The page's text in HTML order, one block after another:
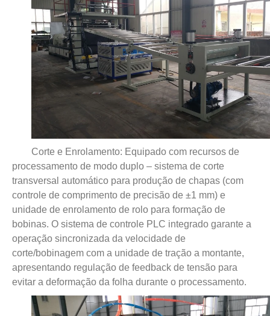
Corte e Enrolamento: Equipado com recursos de
processamento de modo duplo – sistema de corte
transversal automático para produção de chapas (com
controle de comprimento de precisão de ±1 mm) e
unidade de enrolamento de rolo para formação de
bobinas. O sistema de controle PLC integrado garante a
operação sincronizada da velocidade de
corte/bobinagem com a unidade de tração a montante,
apresentando regulação de feedback de tensão para
evitar a deformação da folha durante o processamento.